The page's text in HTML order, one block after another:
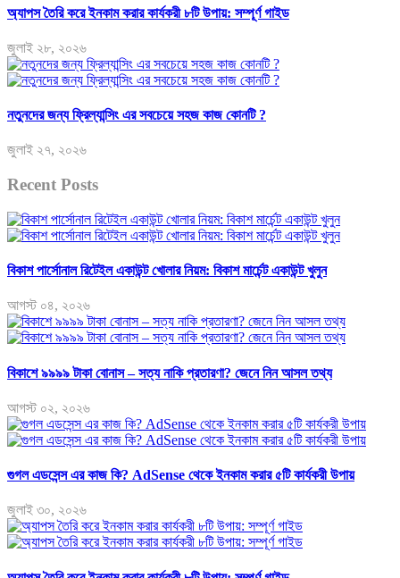
অ্যাপস তৈরি করে ইনকাম করার কার্যকরী ৮টি উপায়: সম্পূর্ণ গাইড
জুলাই ২৮, ২০২৬
নতুনদের জন্য ফ্রিল্যান্সিং এর সবচেয়ে সহজ কাজ কোনটি ?
জুলাই ২৭, ২০২৬
Recent Posts
বিকাশ পার্সোনাল রিটেইল একাউন্ট খোলার নিয়ম: বিকাশ মার্চেন্ট একাউন্ট খুলুন
আগস্ট ০৪, ২০২৬
বিকাশে ৯৯৯৯ টাকা বোনাস – সত্য নাকি প্রতারণা? জেনে নিন আসল তথ্য
আগস্ট ০২, ২০২৬
গুগল এডসেন্স এর কাজ কি? AdSense থেকে ইনকাম করার ৫টি কার্যকরী উপায়
জুলাই ৩০, ২০২৬